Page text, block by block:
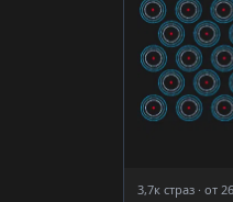
3,7к страз · от